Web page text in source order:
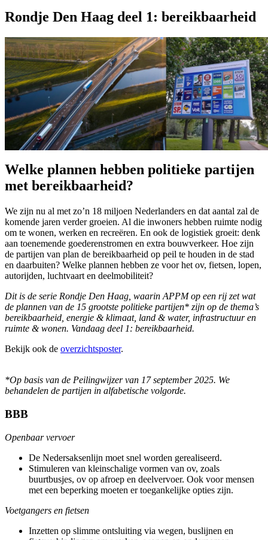
Rondje Den Haag deel 1: bereikbaarheid
Welke plannen hebben politieke partijen
met bereikbaarheid?
We zijn nu al met zo’n 18 miljoen Nederlanders en dat aantal zal de
komende jaren verder groeien. Al die inwoners hebben ruimte nodig
om te wonen, werken en recreëren. En ook de logistiek groeit: denk
aan toenemende goederenstromen en extra bouwverkeer. Hoe zijn
de partijen van plan de bereikbaarheid op peil te houden in de stad
en daarbuiten? Welke plannen hebben ze voor het ov, fietsen, lopen,
autorijden, luchtvaart en deelmobiliteit?
Dit is de serie Rondje Den Haag, waarin APPM op een rij zet wat
de plannen van de 15 grootste politieke partijen* zijn op de thema’s
bereikbaarheid, energie & klimaat, land & water, infrastructuur en
ruimte & wonen. Vandaag deel 1: bereikbaarheid.
Bekijk ook de overzichtsposter.
*Op basis van de Peilingwijzer van 17 september 2025. We
behandelen de partijen in alfabetische volgorde.
BBB
Openbaar vervoer
De Nedersaksenlijn moet snel worden gerealiseerd.
Stimuleren van kleinschalige vormen van ov, zoals
buurtbusjes, ov op afroep en deelvervoer. Ook voor mensen
met een beperking moeten er toegankelijke opties zijn.
Voetgangers en fietsen
Inzetten op slimme ontsluiting via wegen, buslijnen en